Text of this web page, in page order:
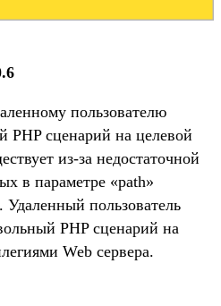
пользователю
PHP сценарий на целевой
из-за недостаточной
в параметре «path»
пользователь
PHP сценарий на
Web сервера.